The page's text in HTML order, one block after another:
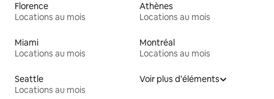
Florence
Locations au mois
Athènes
Locations au mois
Miami
Locations au mois
Montréal
Locations au mois
Seattle
Locations au mois
Voir plus d'éléments